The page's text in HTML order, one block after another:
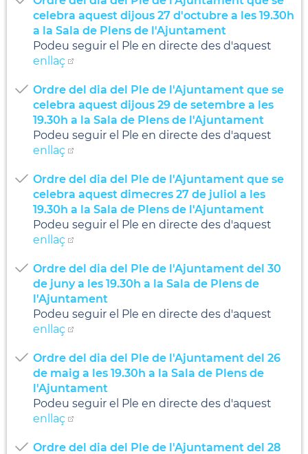
celebra aquest dijous 27 d'octubre a les 19.30h
a la Sala de Plens de l'Ajuntament
Podeu seguir el Ple en directe des d'aquest
enllaç
Ordre del dia del Ple de l'Ajuntament que se
celebra aquest dijous 29 de setembre a les
19.30h a la Sala de Plens de l'Ajuntament
Podeu seguir el Ple en directe des d'aquest
enllaç
Ordre del dia del Ple de l'Ajuntament que se
celebra aquest dimecres 27 de juliol a les
19.30h a la Sala de Plens de l'Ajuntament
Podeu seguir el Ple en directe des d'aquest
enllaç
Ordre del dia del Ple de l'Ajuntament del 30
de juny a les 19.30h a la Sala de Plens de
l'Ajuntament
Podeu seguir el Ple en directe des d'aquest
enllaç
Ordre del dia del Ple de l'Ajuntament del 26
de maig a les 19.30h a la Sala de Plens de
l'Ajuntament
Podeu seguir el Ple en directe des d'aquest
enllaç
Ordre del dia del Ple de l'Ajuntament del 28